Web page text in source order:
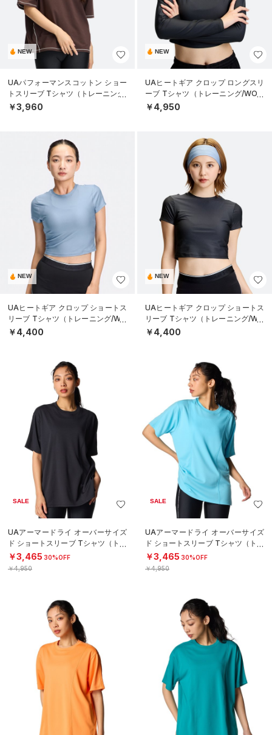
NEW
UAパフォーマンスコットン ショー
トスリーブ Tシャツ（トレーニング/
WOMEN）
￥3,960
NEW
UAヒートギア クロップ ロングスリ
ーブ Tシャツ（トレーニング/WOM
EN）
￥4,950
NEW
UAヒートギア クロップ ショートス
リーブ Tシャツ（トレーニング/WO
MEN）
￥4,400
NEW
UAヒートギア クロップ ショートス
リーブ Tシャツ（トレーニング/WO
MEN）
￥4,400
SALE
UAアーマードライ オーバーサイズ
ド ショートスリーブ Tシャツ（トレ
ーニング/WOMEN）
￥3,465 30%OFF
￥4,950
SALE
UAアーマードライ オーバーサイズ
ド ショートスリーブ Tシャツ（トレ
ーニング/WOMEN）
￥3,465 30%OFF
￥4,950